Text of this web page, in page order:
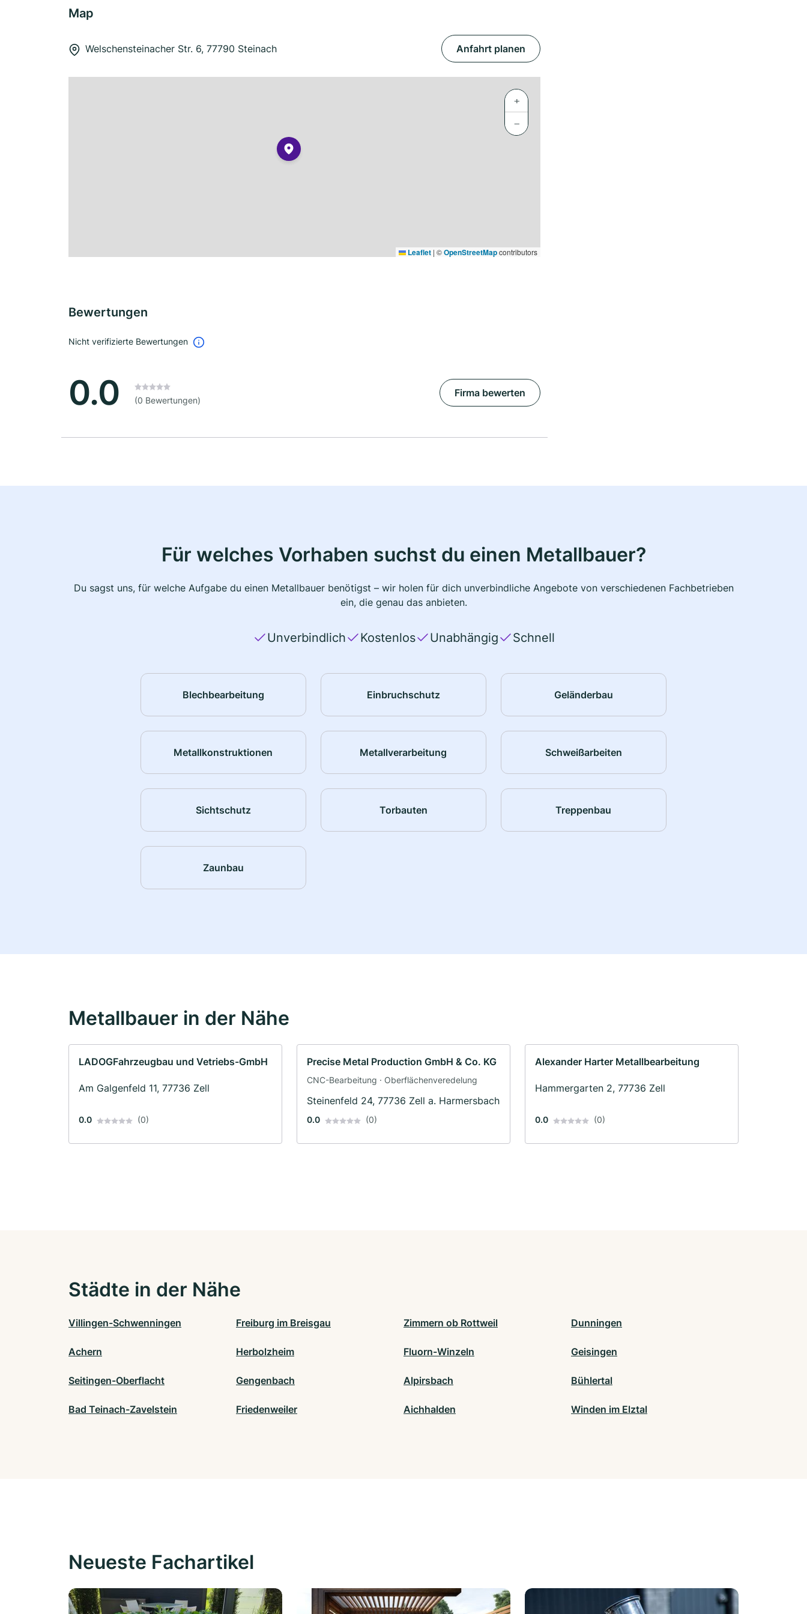
Map
Welschensteinacher Str. 6, 77790 Steinach Anfahrt planen
+
−
Leaflet | ©OpenStreetMapcontributors
Bewertungen
Nicht verifizierte Bewertungen
0.0 (0 Bewertungen)
Firma bewerten
Für welches Vorhaben suchst du einen Metallbauer?
Du sagst uns, für welche Aufgabe du einen Metallbauer benötigst – wir holen für dich unverbindliche Angebote von verschiedenen Fachbetrieben
ein, die genau das anbieten.
Unverbindlich Kostenlos Unabhängig Schnell
Blechbearbeitung Einbruchschutz Geländerbau
Metallkonstruktionen Metallverarbeitung Schweißarbeiten
Sichtschutz Torbauten Treppenbau
Zaunbau
Metallbauer in der Nähe
LADOGFahrzeugbau und Vetriebs-GmbH
Am Galgenfeld 11, 77736 Zell
0.0 (0)
Precise Metal Production GmbH & Co. KG
CNC-Bearbeitung · Oberflächenveredelung
Steinenfeld 24, 77736 Zell a. Harmersbach
0.0 (0)
Alexander Harter Metallbearbeitung
Hammergarten 2, 77736 Zell
0.0 (0)
Städte in der Nähe
Villingen-Schwenningen Freiburg im Breisgau Zimmern ob Rottweil Dunningen
Achern Herbolzheim Fluorn-Winzeln Geisingen
Seitingen-Oberflacht Gengenbach Alpirsbach Bühlertal
Bad Teinach-Zavelstein Friedenweiler Aichhalden Winden im Elztal
Neueste Fachartikel